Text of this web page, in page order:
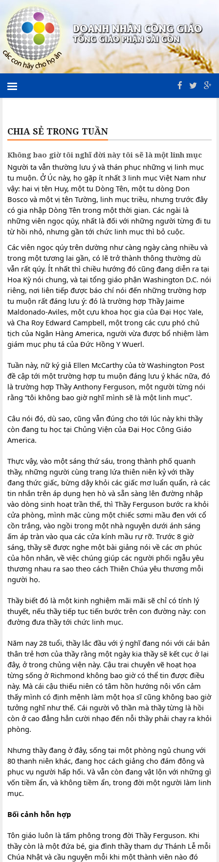
CHIA SẺ TRONG TUẦN
Không bao giờ tôi nghĩ đời này tôi sẽ là một linh mục
Người ta vẫn thường lưu ý và thán phục những vị linh mục
tu muộn. Ở Úc này, họ gặp ít nhất 3 linh mục Việt Nam như
vậy: hai vị tên Huy, một tu Dòng Tên, một tu dòng Don
Bosco và một vị tên Tường, linh mục triều, nhưng trước đây
có gia nhập Dòng Tên trong một thời gian. Các ngài là
những viên ngọc qúy, nhất là đối với những người từng đi tu
từ hồi nhỏ, nhưng gần tới chức linh mục thì bỏ cuộc.
Các viên ngọc qúy trên dường như càng ngày càng nhiều và
trong một tương lai gần, có lẽ trở thành thông thường dù
vẫn rất qúy. Ít nhất thì chiều hướng đó cũng đang diễn ra tại
Hoa Kỳ nói chung, và tại tổng giáo phận Washington D.C. nói
riêng, nơi liên tiếp được báo chí nói đến những trường hợp
tu muộn rất đáng lưu ý: đó là trường hợp Thầy Jaime
Maldonado-Aviles, một cựu khoa học gia của Đại Học Yale,
và Cha Roy Edward Campbell, một trong các cựu phó chủ
tịch của Ngân Hàng America, người vừa được bổ nhiệm làm
giám mục phụ tá của Đức Hồng Y Wuerl.
Tuần này, nữ ký giả Ellen McCarthy của tờ Washington Post
đề cập tới một trường hợp tu muộn đáng lưu ý khác nữa, đó
là trường hợp Thầy Anthony Ferguson, một người từng nói
rằng “tôi không bao giờ nghĩ mình sẽ là một linh mục”.
Câu nói đó, dù sao, cũng vẫn đúng cho tới lúc này khi thầy
còn đang tu học tại Chủng Viện của Đại Học Công Giáo
America.
Thực vậy, vào một sáng thứ sáu, trong thành phố quanh
thầy, những người cùng trang lứa thiên niên kỷ với thầy
đang thức giấc, bừng dậy khỏi các giấc mơ luẩn quẩn, rà các
tin nhắn trên áp dụng hẹn hò và sẵn sàng lên đường nhập
vào dòng sinh hoạt trần thế, thì Thầy Ferguson bước ra khỏi
cửa phòng, mình mặc cùng một chiếc sơmi mầu đen với cổ
cồn trắng, vào ngồi trong một nhà nguyện dưới ánh sáng
ấm áp tràn vào qua các cửa kính mầu rự rỡ. Trước 8 giờ
sáng, thầy sẽ được nghe một bài giảng nói về các ơn phúc
của hôn nhân, về việc chúng giúp các người phối ngẫu yêu
thương nhau ra sao theo cách Thiên Chúa yêu thương mỗi
người họ.
Thầy biết đó là một kinh nghiệm mãi mãi sẽ chỉ có tính lý
thuyết, nếu thầy tiếp tục tiến bước trên con đường này: con
đường đưa thầy tới chức linh mục.
Năm nay 28 tuổi, thầy lắc đầu với ý nghĩ đang nói với cái bản
thân trẻ hơn của thầy rằng một ngày kia thầy sẽ kết cục ở lại
đây, ở trong chủng viện này. Cậu trai chuyên vẽ hoạt họa
từng sống ở Richmond không bao giờ có thể tin được điều
này. Mà cái cậu thiếu niên có tâm hồn hướng nội vốn cảm
thấy mình có định mệnh làm một họa sĩ cũng không bao giờ
tưởng nghĩ như thế. Cái người vô thần mà thầy từng là hồi
còn ở cao đẳng hẳn cười nhạo đến nỗi thầy phải chạy ra khỏi
phòng.
Nhưng thầy đang ở đây, sống tại một phòng ngủ chung với
80 thanh niên khác, đang học cách giảng cho đám đông và
phục vụ người hấp hối. Và vẫn còn đang vật lộn với những gì
vốn tiềm ẩn, và không tiềm ẩn, trong đời một người làm linh
mục.
Bối cảnh hỗn hợp
Tôn giáo luôn là tấm phông trong đời Thầy Ferguson. Khi
thầy còn là một đứa bé, gia đình thầy tham dự Thánh Lễ mỗi
Chúa Nhật và cầu nguyện mỗi khi một thành viên nào đó